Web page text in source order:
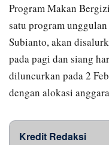
Program Makan
satu program
Subianto, akan
pada pagi dan siang
diluncurkan pada 2
dengan alokasi
Kredit Redaksi